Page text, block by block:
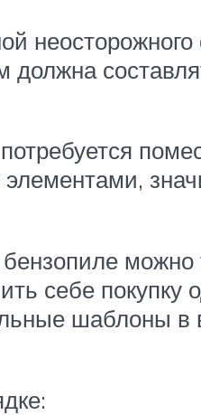
можно
себе покупку
шаблоны в